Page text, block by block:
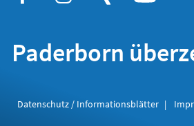
Paderborn
Datenschutz / Informationsblätter